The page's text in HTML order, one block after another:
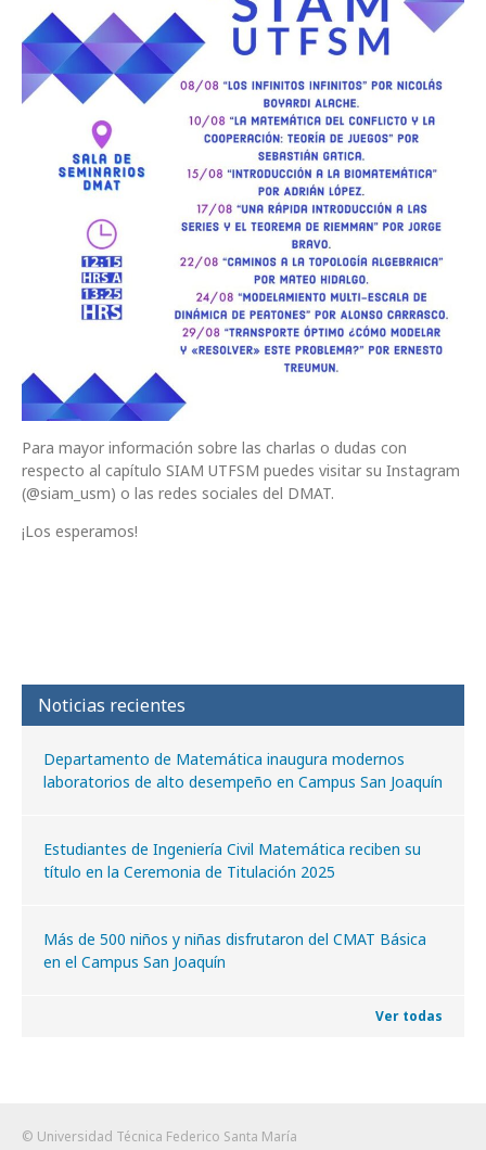
Para mayor información sobre las charlas o dudas con
respecto al capítulo SIAM UTFSM puedes visitar su Instagram
(@siam_usm) o las redes sociales del DMAT.
¡Los esperamos!
Noticias recientes
Departamento de Matemática inaugura modernos
laboratorios de alto desempeño en Campus San Joaquín
Estudiantes de Ingeniería Civil Matemática reciben su
título en la Ceremonia de Titulación 2025
Más de 500 niños y niñas disfrutaron del CMAT Básica
en el Campus San Joaquín
Ver todas
© Universidad Técnica Federico Santa María